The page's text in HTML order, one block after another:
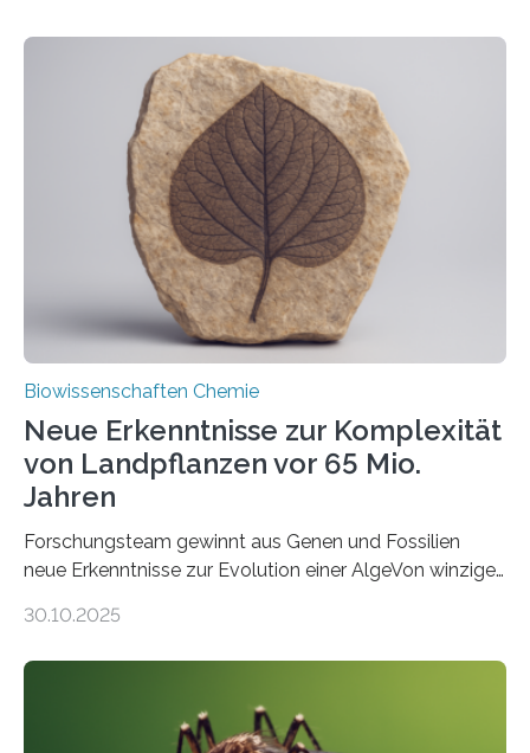
der Ruhr-Universität Bochum um Prof. Dr. Ralf Erdmann
und Dr. Ismaila Francis Yusuf hat nun einen bislang
unbekannten Qualitätskontrollmechanismus des
peroxisomalen Proteintransports in der Bäckerhefe
Saccharomyces cerevisiae entdeckt, der für die
Funktionsfähigkeit der Organellen entscheidend ist. Die
Studie wurde am 28. Oktober 2025 in der
Fachzeitschrift…
Biowissenschaften Chemie
Neue Erkenntnisse zur Komplexität
von Landpflanzen vor 65 Mio.
Jahren
Forschungsteam gewinnt aus Genen und Fossilien
neue Erkenntnisse zur Evolution einer AlgeVon winzigen
Landpflanzen zählen zu den komplexesten
Grünalgen, die vor Hunderten von Millionen Jahren
lebten. Unter den Vorfahren sticht eine Gruppe heraus,
30.10.2025